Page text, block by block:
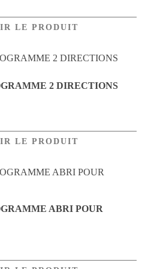
:
LE PRODUIT
2 DIRECTIONS
:
LE PRODUIT
ABRI POUR